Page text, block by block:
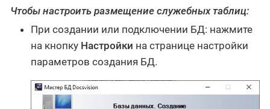
Чтобы настроить размещение служебных таблиц:
При создании или подключении БД: нажмите
на кнопку Настройки на странице настройки
параметров создания БД.